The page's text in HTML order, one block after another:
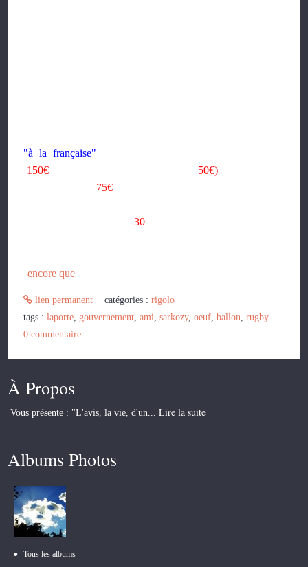
"à la française"
150€ 50€)et aussi l'oeuf
75€). Et, "
aussi je fait des prix pour30
°encore que
lien permanent catégories :rigolo
tags :laporte ,gouvernement ,ami ,sarkozy,oeuf ,ballon ,rugby
0 commentaire
À Propos
Vous présente : "L'avis, la vie, d'un... Lire la suite
Albums Photos
Tous les albums